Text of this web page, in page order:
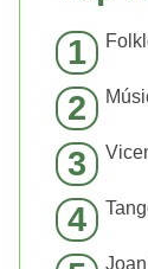
1
2
3
4